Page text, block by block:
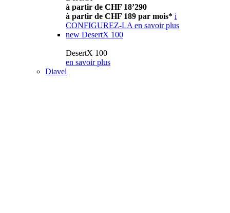
à partir de CHF 18’290
à partir de CHF 189 par mois* i
CONFIGUREZ-LA en savoir plus
new DesertX 100
DesertX 100
en savoir plus
Diavel